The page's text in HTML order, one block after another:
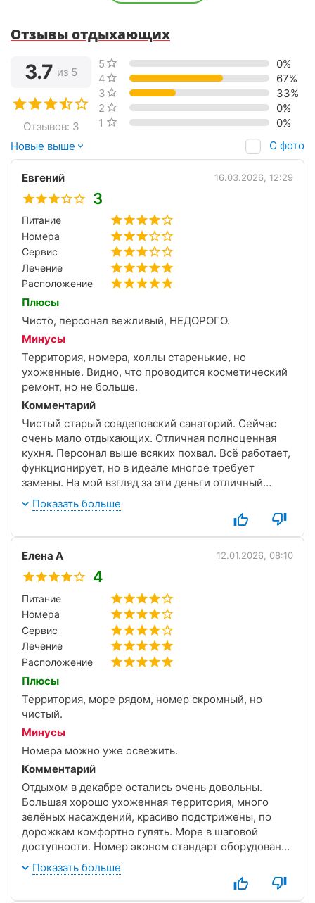
Долгота
45.161892
Отзывы отдыхающих
3.7 из 5
Отзывов: 3
5 звёзд
0%
4 звезды
67%
3 звезды
33%
2 звезды
0%
1 звезда
0%
Новые выше
С фото
Евгений 16.03.2026, 12:29
3
Питание
Номера
Сервис
Лечение
Расположение
Плюсы
Чисто, персонал вежливый, НЕДОРОГО.
Минусы
Территория, номера, холлы старенькие, но
ухоженные. Видно, что проводится косметический
ремонт, но не больше.
Комментарий
Чистый старый совдеповский санаторий. Сейчас
очень мало отдыхающих. Отличная полноценная
кухня. Персонал выше всяких похвал. Всё работает,
функционирует, но в идеале многое требует
замены. На мой взгляд за эти деньги отличный
вариант для отдыха и лечения.
Показать больше
Елена А 12.01.2026, 08:10
4
Питание
Номера
Сервис
Лечение
Расположение
Плюсы
Территория, море рядом, номер скромный, но
чистый.
Минусы
Номера можно уже освежить.
Комментарий
Отдыхом в декабре остались очень довольны.
Большая хорошо ухоженная территория, много
зелёных насаждений, красиво подстрижены, по
дорожкам комфортно гулять. Море в шаговой
доступности. Номер эконом стандарт оборудован
как дома, чистенько. Меню заказное, простенько и
сытно. Персонал в целом приветливый.
Показать больше